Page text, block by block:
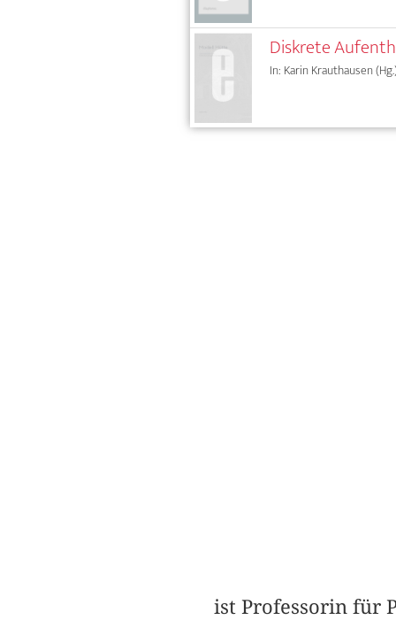
Diskrete
In: Karin Krauthausen
ist Professorin für